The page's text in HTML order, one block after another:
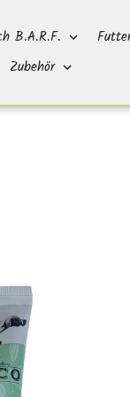
B.A.R.F.
Zubehör